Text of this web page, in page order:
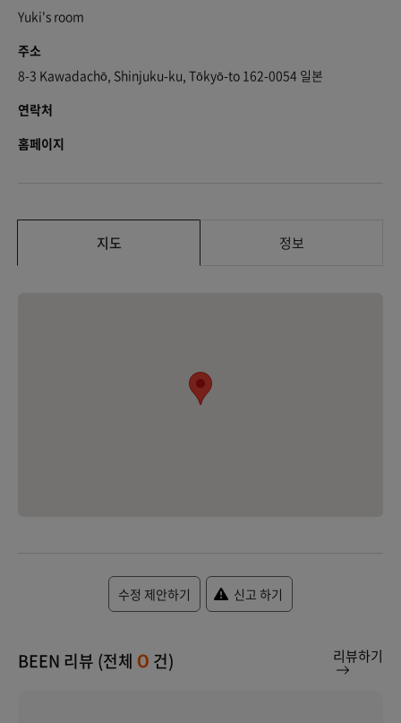
Yuki's room
주소
8-3 Kawadachō, Shinjuku-ku, Tōkyō-to 162-0054 일본
연락처
홈페이지
지도 정보
수정 제안하기 신고 하기
BEEN 리뷰 (전체 0 건) 리뷰하기